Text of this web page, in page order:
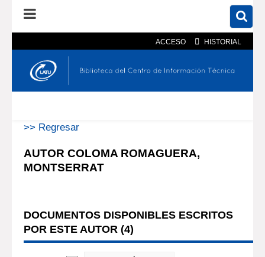
ACCESO HISTORIAL
En el catálogo En el sitio
>> Regresar
AUTOR COLOMA ROMAGUERA,
MONTSERRAT
DOCUMENTOS DISPONIBLES ESCRITOS
POR ESTE AUTOR (4)